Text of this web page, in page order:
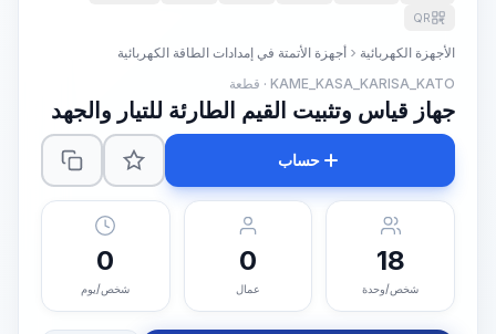
QR
الأجهزة الكهربائية
أجهزة الأتمتة في إمدادات الطاقة الكهربائية
KAME_KASA_KARISA_KATO · قطعة
جهاز قياس وتثبيت القيم الطارئة للتيار والجهد
حساب
18
شخص/وحدة
0
عمال
0
شخص/يوم